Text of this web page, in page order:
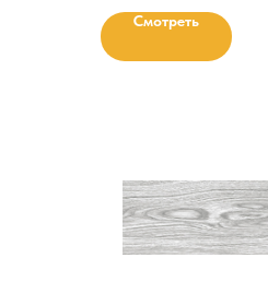
Смотреть